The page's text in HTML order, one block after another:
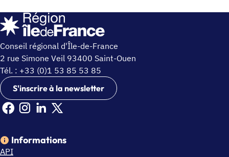
Conseil régional d'Île-de-France
2 rue Simone Veil 93400 Saint-Ouen
Tél. : +33 (0)1 53 85 53 85
S'inscrire à la newsletter
Facebook Ile de France (nouvelle fenêtre)
Instagram Ile de France (nouvelle fenêtre)
Linkedin Ile de France (nouvelle fenêtre)
X Ile de France (nouvelle fenêtre)
Informations
API